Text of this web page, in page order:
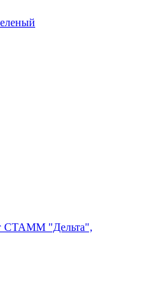
СТАММ "Дельта",